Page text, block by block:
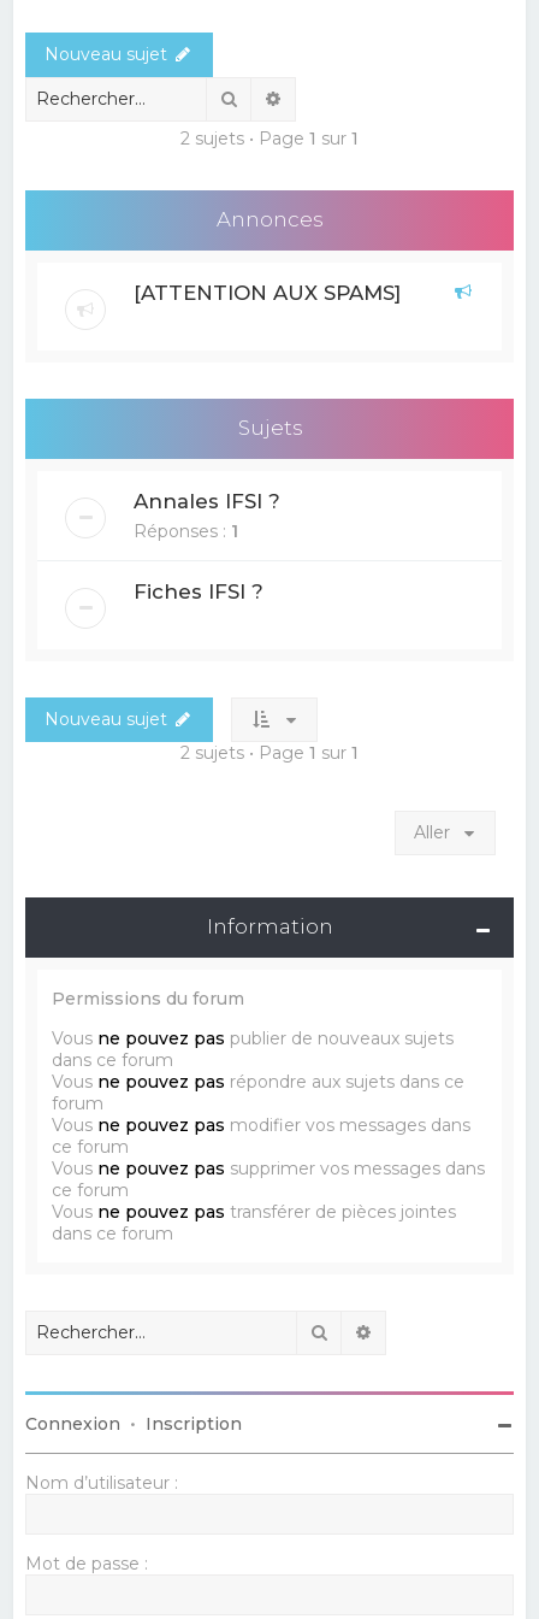
r
Nouveau sujet
Rechercher
2 sujets • Page 1 sur 1
Annonces
[ATTENTION AUX SPAMS]
Sujets
Annales IFSI ?
Réponses : 1
Fiches IFSI ?
Nouveau sujet
2 sujets • Page 1 sur 1
Aller
Information
Permissions du forum
Vous ne pouvez pas publier de nouveaux sujets
dans ce forum
Vous ne pouvez pas répondre aux sujets dans ce
forum
Vous ne pouvez pas modifier vos messages dans
ce forum
Vous ne pouvez pas supprimer vos messages dans
ce forum
Vous ne pouvez pas transférer de pièces jointes
dans ce forum
Rechercher
Connexion • Inscription
Nom d’utilisateur :
Mot de passe :